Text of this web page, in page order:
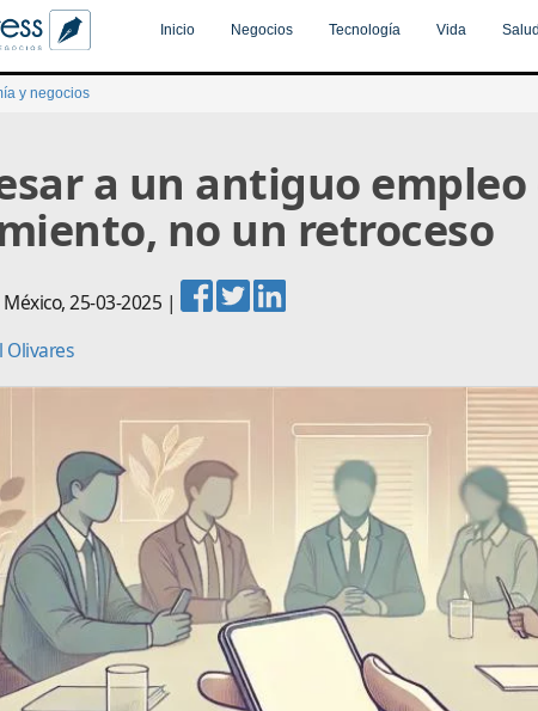
Inicio Negocios Tecnología Vida Salud
y negocios
a un antiguo
no un retroceso
,25-03-2025 |
Olivares